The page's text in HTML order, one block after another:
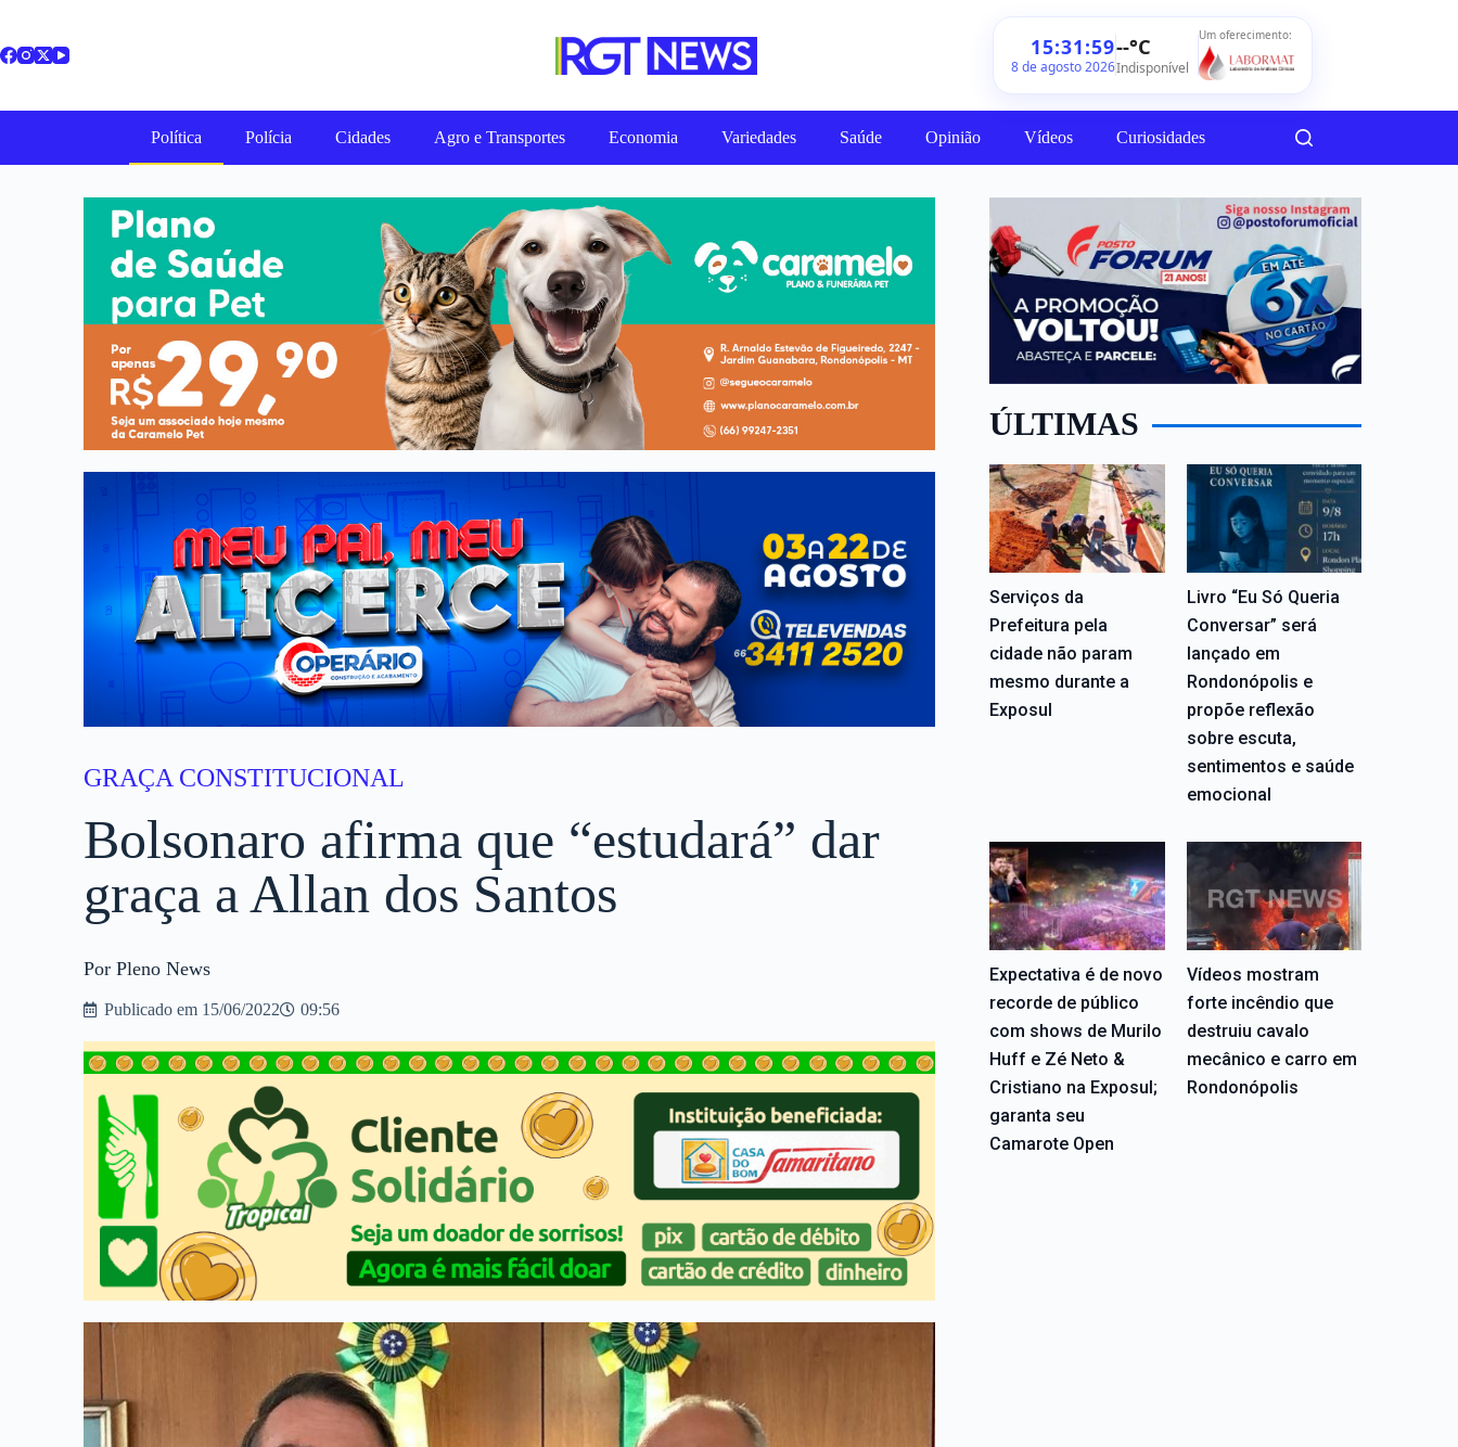
15:32:01
8 de agosto 2026
--°C
Indisponível
Um oferecimento:
Política Polícia Cidades Agro e Transportes Economia Variedades Saúde Opinião Vídeos Curiosidades
GRAÇA CONSTITUCIONAL
Bolsonaro afirma que “estudará” dar
graça a Allan dos Santos
Por Pleno News
Publicado em 15/06/2022 09:56
ÚLTIMAS
Serviços da
Prefeitura pela
cidade não param
mesmo durante a
Exposul
Livro “Eu Só Queria
Conversar” será
lançado em
Rondonópolis e
propõe reflexão
sobre escuta,
sentimentos e saúde
emocional
Expectativa é de novo
recorde de público
com shows de Murilo
Huff e Zé Neto &
Cristiano na Exposul;
garanta seu
Camarote Open
Vídeos mostram
forte incêndio que
destruiu cavalo
mecânico e carro em
Rondonópolis